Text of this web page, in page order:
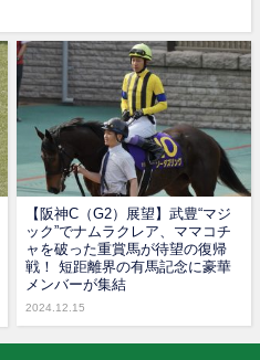
【阪神C（G2）展望】武豊“マジ
ック”でナムラクレア、ママコチ
ャを破った重賞馬が待望の復帰
戦！ 短距離界の有馬記念に豪華
メンバーが集結
2024.12.15